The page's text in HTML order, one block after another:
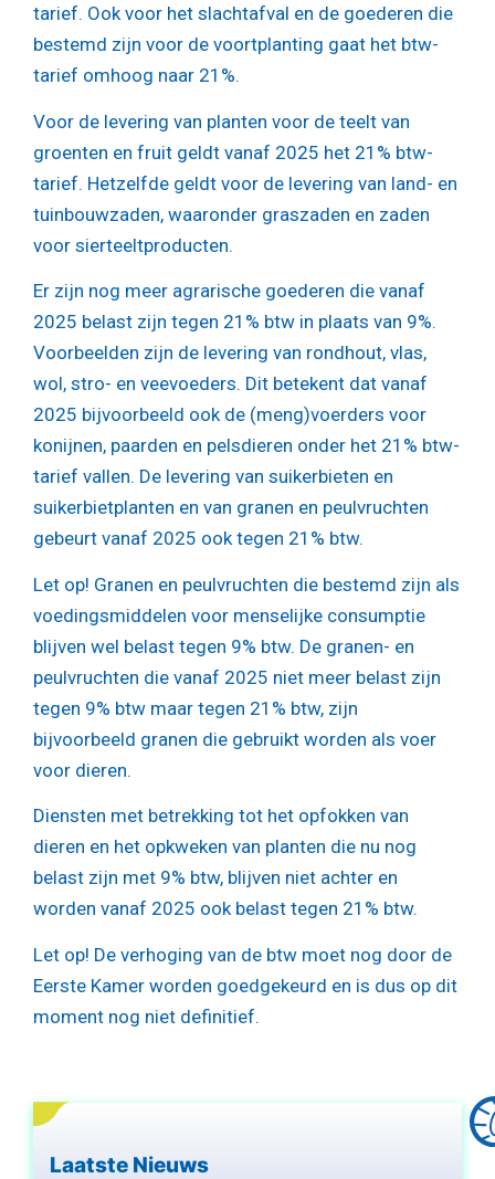
tarief. Ook voor het slachtafval en de goederen die
bestemd zijn voor de voortplanting gaat het btw-
tarief omhoog naar 21%.
Voor de levering van planten voor de teelt van
groenten en fruit geldt vanaf 2025 het 21% btw-
tarief. Hetzelfde geldt voor de levering van land- en
tuinbouwzaden, waaronder graszaden en zaden
voor sierteeltproducten.
Er zijn nog meer agrarische goederen die vanaf
2025 belast zijn tegen 21% btw in plaats van 9%.
Voorbeelden zijn de levering van rondhout, vlas,
wol, stro- en veevoeders. Dit betekent dat vanaf
2025 bijvoorbeeld ook de (meng)voerders voor
konijnen, paarden en pelsdieren onder het 21% btw-
tarief vallen. De levering van suikerbieten en
suikerbietplanten en van granen en peulvruchten
gebeurt vanaf 2025 ook tegen 21% btw.
Let op! Granen en peulvruchten die bestemd zijn als
voedingsmiddelen voor menselijke consumptie
blijven wel belast tegen 9% btw. De granen- en
peulvruchten die vanaf 2025 niet meer belast zijn
tegen 9% btw maar tegen 21% btw, zijn
bijvoorbeeld granen die gebruikt worden als voer
voor dieren.
Diensten met betrekking tot het opfokken van
dieren en het opkweken van planten die nu nog
belast zijn met 9% btw, blijven niet achter en
worden vanaf 2025 ook belast tegen 21% btw.
Let op! De verhoging van de btw moet nog door de
Eerste Kamer worden goedgekeurd en is dus op dit
moment nog niet definitief.
Laatste Nieuws